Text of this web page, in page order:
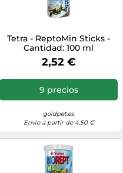
Tetra - ReptoMin Sticks -
Cantidad: 100 ml
2,52 €
9 precios
goldpet.es
Envío a partir de 4,50 €